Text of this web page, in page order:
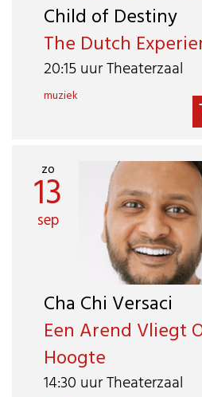
Child of Destiny
The Dutch
20:15 uur Theaterzaal
muziek
zo
13
sep
Cha Chi Versaci
Een Arend Vliegt
Hoogte
14:30 uur Theaterzaal